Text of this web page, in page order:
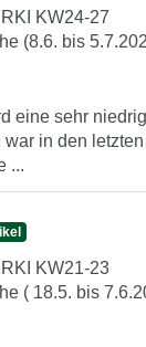
KW24-27
(8.6. bis
eine sehr
in den
...
KW21-23
( 18.5. bis